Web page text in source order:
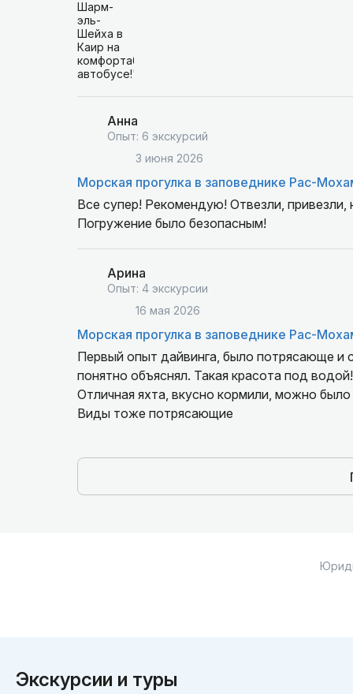
Анна
Опыт: 6 экскурсий
3 июня 2026
Морская прогулка в заповеднике Рас-
Все супер! Рекомендую! Отвезли,
Погружение было безопасным!
Арина
Опыт: 4 экскурсии
16 мая 2026
Морская прогулка в заповеднике Рас-
Первый опыт дайвинга, было потрясающе и
понятно объяснял. Такая красота под водой!
Отличная яхта, вкусно кормили, можно
Виды тоже потрясающие
Экскурсии и туры